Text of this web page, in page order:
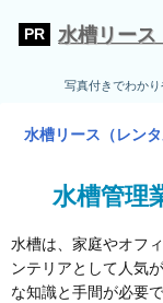
水槽リース
写真付きでわか
水槽リース（レン
水槽管理
水槽は、家庭やオフ
ンテリアとして人気
な知識と手間が必要で